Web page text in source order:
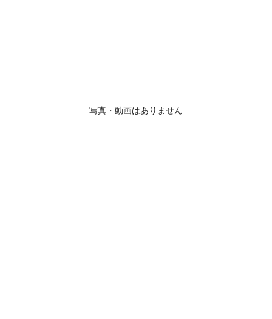
写真・動画はありません